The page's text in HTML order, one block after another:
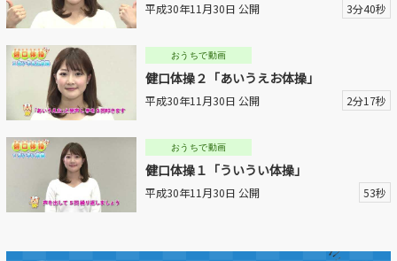
平成30年11月30日 公開 3分40秒
おうちで動画
健口体操２「あいうえお体操」
平成30年11月30日 公開 2分17秒
おうちで動画
健口体操１「ういうい体操」
平成30年11月30日 公開 53秒